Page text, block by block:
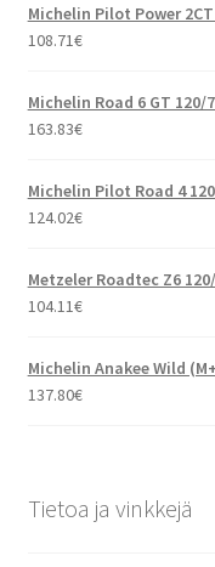
Michelin Pilot Power
108.71€
Michelin Road 6 GT 120/
163.83€
Michelin Pilot Road 4
124.02€
Metzeler Roadtec Z6
104.11€
Michelin Anakee Wild
137.80€
Tietoa ja vinkkejä